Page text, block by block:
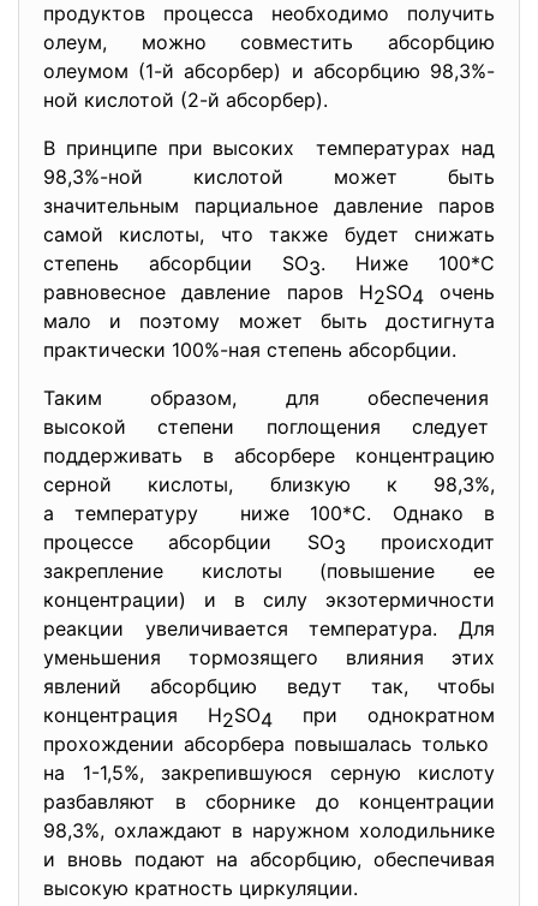
продуктов процесса необходимо получить
олеум, можно совместить абсорбцию
олеумом (1-й абсорбер) и абсорбцию 98,3%-
ной кислотой (2-й абсорбер).
В принципе при высоких температурах над
98,3%-ной кислотой может быть
значительным парциальное давление паров
самой кислоты, что также будет снижать
степень абсорбции SO3. Ниже 100*С
равновесное давление паров H2SO4 очень
мало и поэтому может быть достигнута
практически 100%-ная степень абсорбции.
Таким образом, для обеспечения
высокой степени поглощения следует
поддерживать в абсорбере концентрацию
серной кислоты, близкую к 98,3%,
а температуру ниже 100*С. Однако в
процессе абсорбции SO3 происходит
закрепление кислоты (повышение ее
концентрации) и в силу экзотермичности
реакции увеличивается температура. Для
уменьшения тормозящего влияния этих
явлений абсорбцию ведут так, чтобы
концентрация H2SO4 при однократном
прохождении абсорбера повышалась только
на 1-1,5%, закрепившуюся серную кислоту
разбавляют в сборнике до концентрации
98,3%, охлаждают в наружном холодильнике
и вновь подают на абсорбцию, обеспечивая
высокую кратность циркуляции.